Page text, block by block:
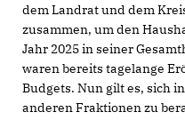
dem Landrat und dem
zusammen, um den
Jahr 2025 in seiner
waren bereits tagelange
Budgets. Nun gilt es, sich
anderen Fraktionen zu